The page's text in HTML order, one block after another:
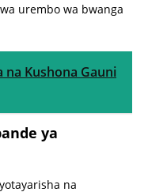
urembo wa bwanga
na Kushona Gauni
ya
na